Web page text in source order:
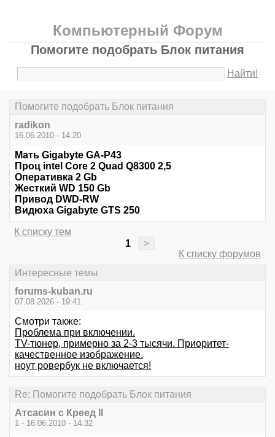
Компьютерный Форум
Помогите подобрать Блок питания
Найти!
Помогите подобрать Блок питания
radikon
16.06.2010 - 14:20
Мать Gigabyte GA-P43
Проц intel Core 2 Quad Q8300 2,5
Оперативка 2 Gb
Жесткий WD 150 Gb
Привод DWD-RW
Видюха Gigabyte GTS 250
К списку тем
1
>
К списку форумов
Интересные темы
forums-kuban.ru
07.08.2026 - 19:41
Смотри также:
Проблема при включении.
TV-тюнер, примерно за 2-3 тысячи. Приоритет-
качественное изображение.
ноут ровербук не включается!
Re: Помогите подобрать Блок питания
Атсасин с Креед II
1 - 16.06.2010 - 14:32